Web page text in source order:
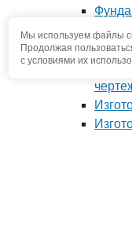
Мы используем файлы
Продолжая
с условиями их